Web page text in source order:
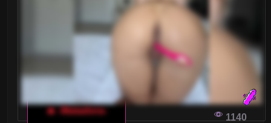
JAK NAPIWKI NA WŁOSKIM CZACIE DLA
DOROSŁYCH WPŁYWAJĄ NA
KOMUNIKACJĘ
Napiwki to istotny element włoskich czatów dla
dorosłych, mający ogromny wpływ na interakcje
między użytkownikami a modelkami. Jak napiwki
kształtują te relacje i co warto o nich wiedzieć?
🔥 -Matadora-
1140